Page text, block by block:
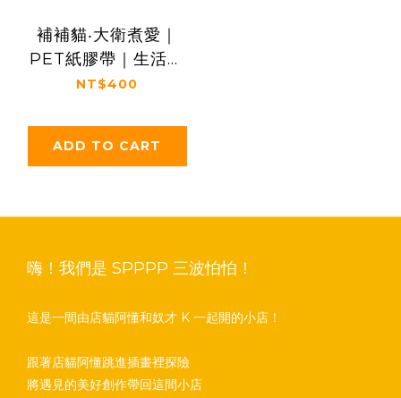
補補貓‧大衛煮愛｜
PET紙膠帶｜生活和
料理中的貓咪小劇場
NT$400
ADD TO CART
嗨！我們是 SPPPP 三波怕怕！
這是一間由店貓阿懂和奴才 K 一起開的小店！
跟著店貓阿懂跳進插畫裡探險
將遇見的美好創作帶回這間小店